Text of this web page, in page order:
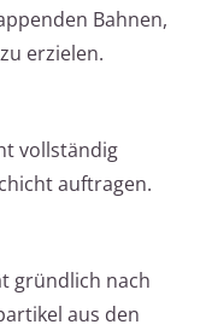
Bahnen,
erzielen.
vollständig
auftragen.
gründlich nach
aus den